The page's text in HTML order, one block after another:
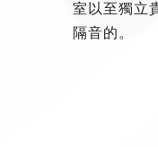
室以至獨立
隔音的。